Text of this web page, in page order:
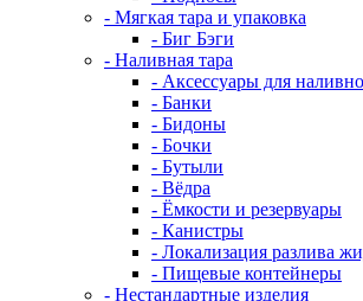
- Мягкая тара и упаковка
- Биг Бэги
- Наливная тара
- Аксессуары для
- Банки
- Бидоны
- Бочки
- Бутыли
- Вёдра
- Ёмкости и резервуары
- Канистры
- Локализация разлива
- Пищевые контейнеры
- Нестандартные изделия